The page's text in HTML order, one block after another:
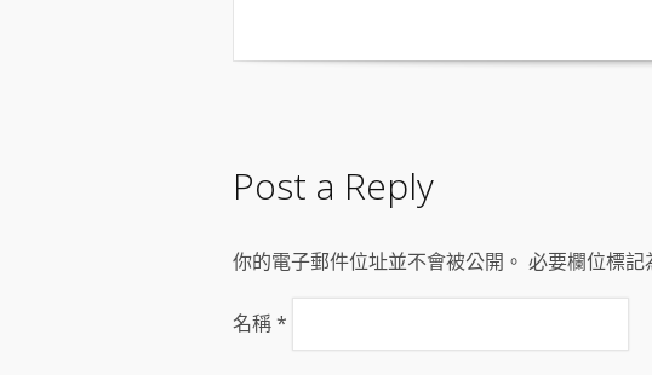
Post a Reply
你的電子郵件位址並不會被公開。 必要欄位標記
名稱*